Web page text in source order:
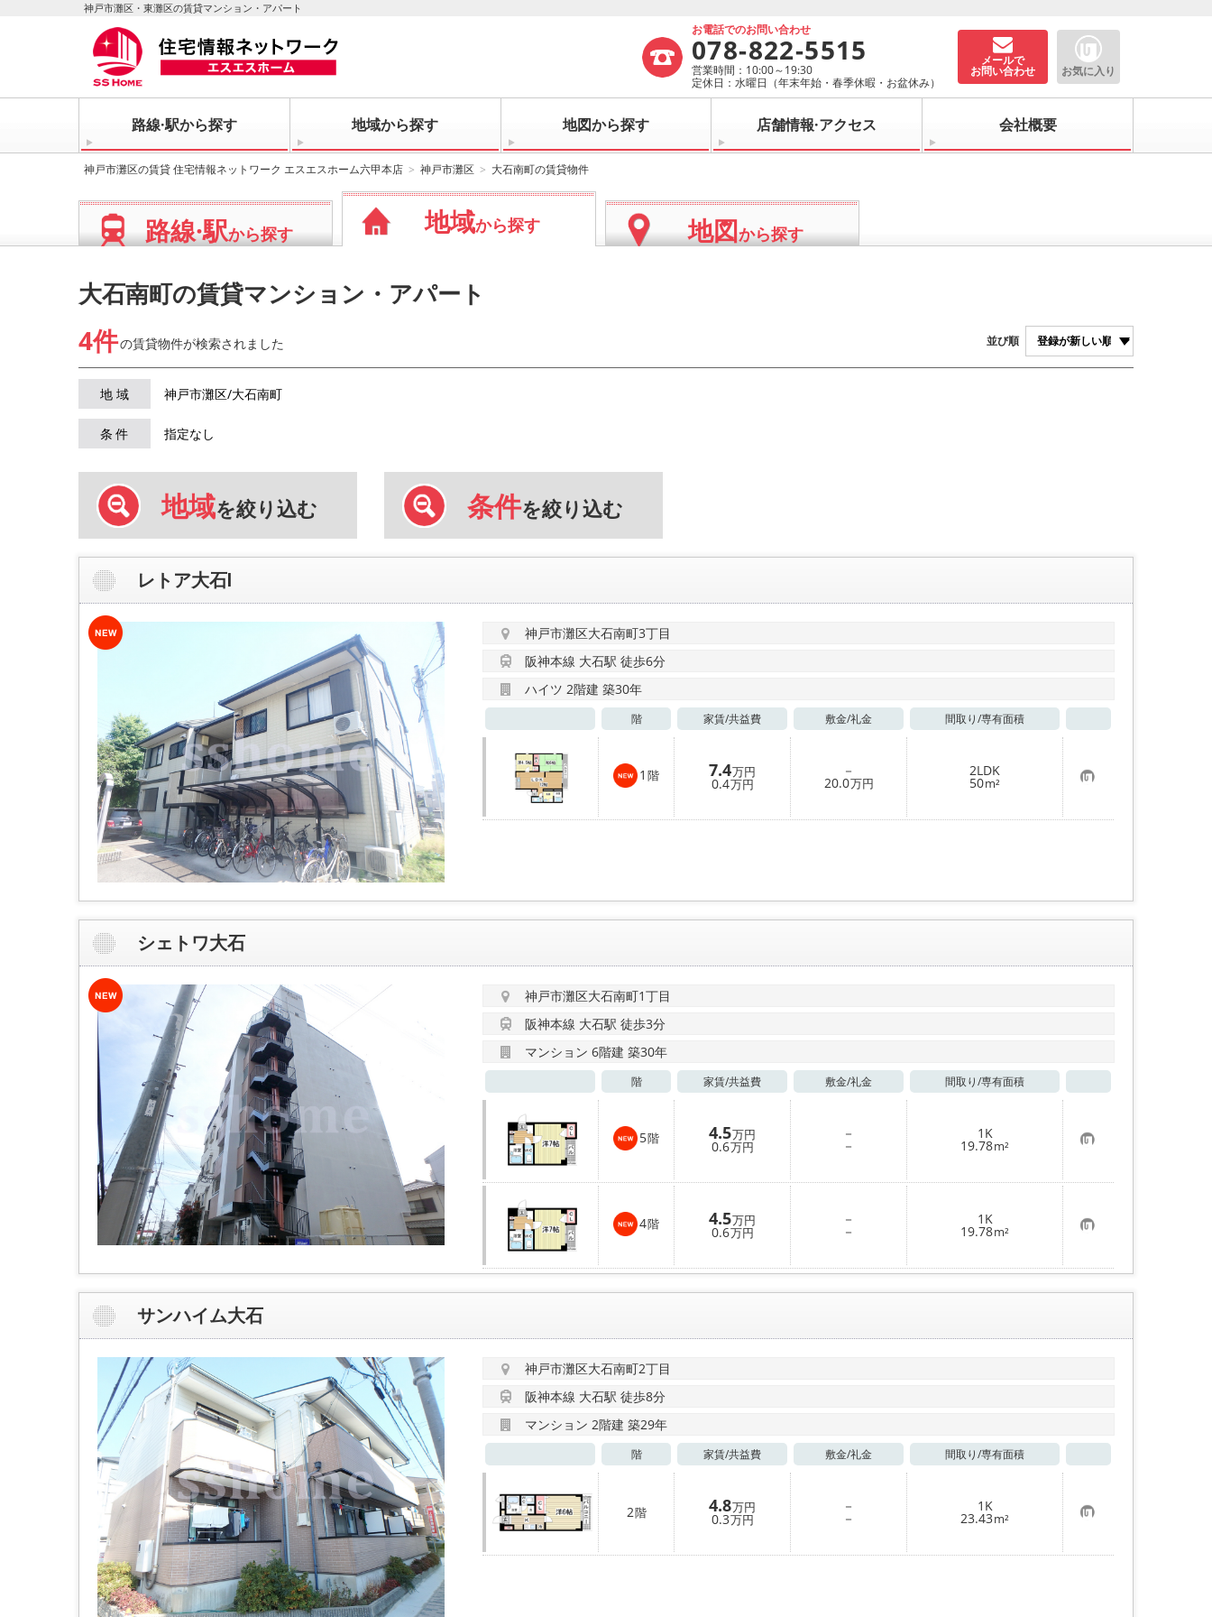
神戸市灘区・東灘区の賃貸マンション・アパート
お電話でのお問い合わせ
078-822-5515
営業時間：10:00～19:30
定休日：水曜日（年末年始・春季休暇・お盆休み）
メールで
お問い合わせ お気に入り
路線·駅から探す 地域から探す 地図から探す 店舗情報·アクセス 会社概要
神戸市灘区の賃貸 住宅情報ネットワーク エスエスホーム六甲本店 神戸市灘区 大石南町の賃貸物件
路線·駅から探す 地域から探す 地図から探す
大石南町の賃貸マンション・アパート
4件の賃貸物件が検索されました 並び順
地 域 神戸市灘区/大石南町
条 件 指定なし
地域を絞り込む 条件を絞り込む
レトア大石Ⅰ
神戸市灘区大石南町3丁目
阪神本線 大石駅 徒歩6分
ハイツ 2階建 築30年
階 家賃/共益費 敷金/礼金 間取り/専有面積
1 階 7.4万円
0.4万円
－
20.0万円
2LDK
50m² お
気
に
入
シェトワ大石
神戸市灘区大石南町1丁目
阪神本線 大石駅 徒歩3分
マンション 6階建 築30年
階 家賃/共益費 敷金/礼金 間取り/専有面積
5階 4.5万円
0.6万円
－
－
1K
19.78m² お
気
に
入
り
登
録
4階 4.5万円
0.6万円
－
－
1K
19.78m² お
気
に
入
登
サンハイム大石
神戸市灘区大石南町2丁目
阪神本線 大石駅 徒歩8分
マンション 2階建 築29年
階 家賃/共益費 敷金/礼金 間取り/専有面積
2階 4.8万円
0.3万円
－
－
1K
23.43m² お
気
に
入